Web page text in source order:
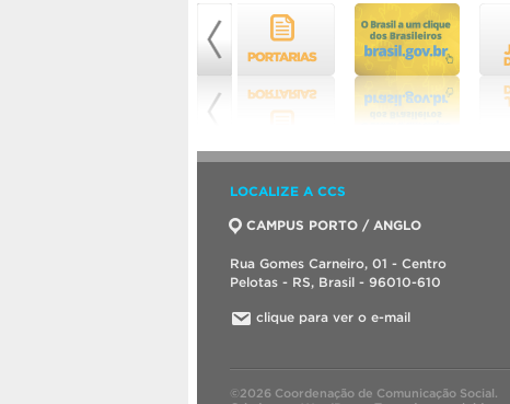
LOCALIZE A CCS
CAMPUS PORTO / ANGLO
Rua Gomes Carneiro, 01 - Centro
Pelotas - RS, Brasil - 96010-610
clique para ver o e-mail
©2026 Coordenação de Comunicação Social.